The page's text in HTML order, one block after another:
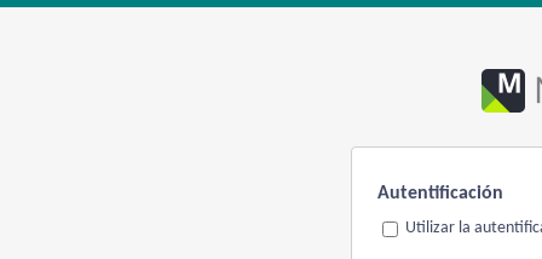
Autentificación
Utilizar la